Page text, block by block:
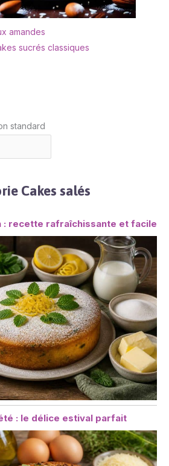
pouvez l'utiliser pour
servir des tartes et des
gâteaux avec élégance.
Dans les entreprises
fonctions incluent de
couper des tartes et des
ainsi que de soulever et
avec la pelle à tarte. Le
bord dentelé étend les
d'autres aliments tels
que les pizzas et les
lasagnes.
amandes
sucrés classiques
Cakes salés
: recette rafraîchissante et facile
: le délice estival parfait